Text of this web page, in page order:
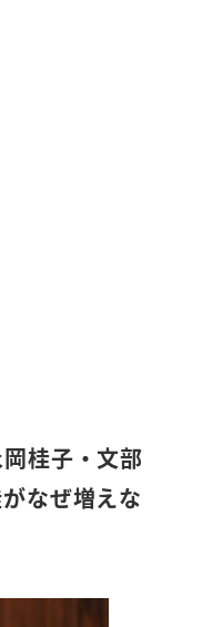
桂子・文部
なぜ増えな